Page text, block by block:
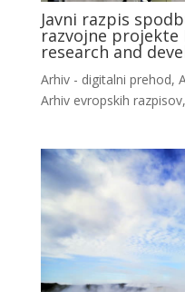
Javni razpis
razvojne projekte
research and
Arhiv - digitalni prehod,
Arhiv evropskih razpisov,